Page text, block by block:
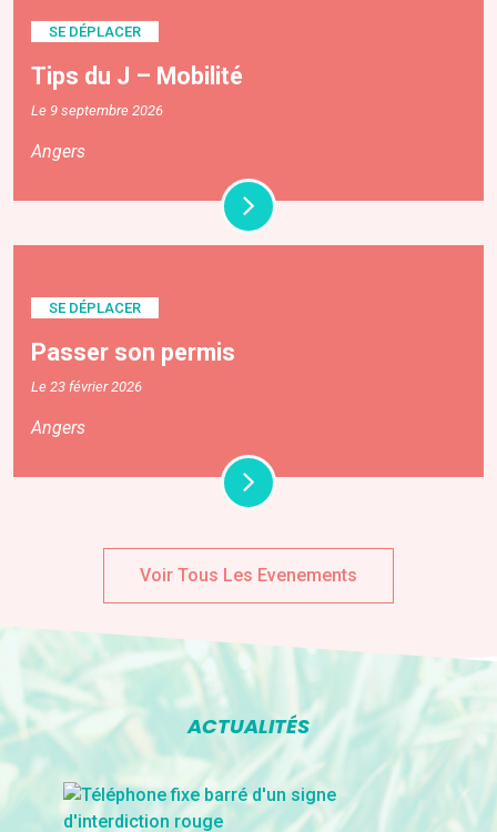
SE DÉPLACER
Tips du J – Mobilité
Le 9 septembre 2026
Angers
SE DÉPLACER
Passer son permis
Le 23 février 2026
Angers
Voir Tous Les Evenements
ACTUALITÉS